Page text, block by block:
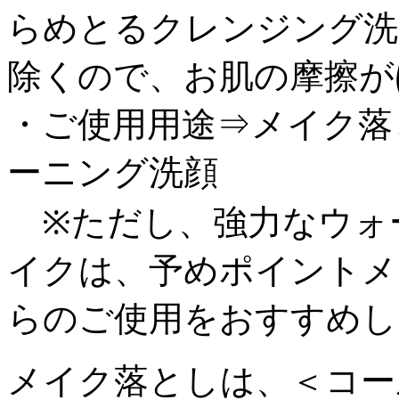
らめとるクレンジング
除くので、お肌の摩擦
・ご使用用途⇒メイク
ーニング洗顔
※ただし、強力なウォ
イクは、予めポイント
らのご使用をおすすめ
メイク落としは、＜コ